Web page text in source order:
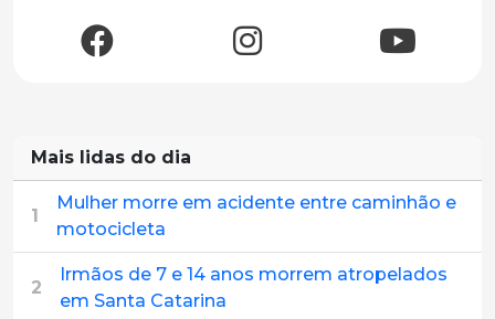
Mais lidas do dia
1
Mulher morre em acidente entre caminhão e
motocicleta
2
Irmãos de 7 e 14 anos morrem atropelados
em Santa Catarina